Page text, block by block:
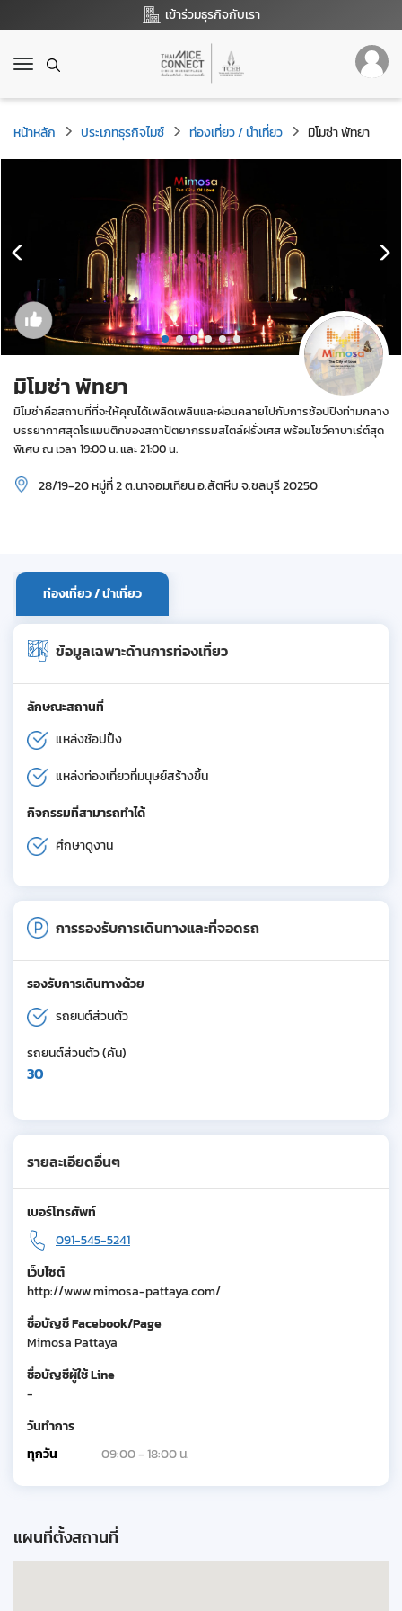
เข้าร่วมธุรกิจกับเรา
T
g
g
l
e
t
i
o
หน้าหลัก ประเภทธุรกิจไมซ์ ท่องเที่ยว / นำเที่ยว มิโมซ่า พัทยา
มิโมซ่า พัทยา
มิโมซ่าคือสถานที่ที่จะให้คุณได้เพลิดเพลินและผ่อนคลายไปกับการช้อปปิงท่ามกลาง
บรรยากาศสุดโรแมนติกของสถาปัตยากรรมสไตล์ฝรั่งเศส พร้อมโชว์คาบาเร่ต์สุด
พิเศษ ณ เวลา 19:00 น. และ 21:00 น.
28/19-20 หมู่ที่ 2 ต.นาจอมเทียน อ.สัตหีบ จ.ชลบุรี 20250
ท่องเที่ยว / นำเที่ยว
ข้อมูลเฉพาะด้านการท่องเที่ยว
ลักษณะสถานที่
แหล่งช้อปปิ้ง
แหล่งท่องเที่ยวที่มนุษย์สร้างขึ้น
กิจกรรมที่สามารถทำได้
ศึกษาดูงาน
การรองรับการเดินทางและที่จอดรถ
รองรับการเดินทางด้วย
รถยนต์ส่วนตัว
รถยนต์ส่วนตัว (คัน)
30
รายละเอียดอื่นๆ
เบอร์โทรศัพท์
091-545-5241
เว็บไซต์
http://www.mimosa-pattaya.com/
ชื่อบัญชี Facebook/Page
Mimosa Pattaya
ชื่อบัญชีผู้ใช้ Line
-
วันทำการ
ทุกวัน
09:00 - 18:00 น.
แผนที่ตั้งสถานที่